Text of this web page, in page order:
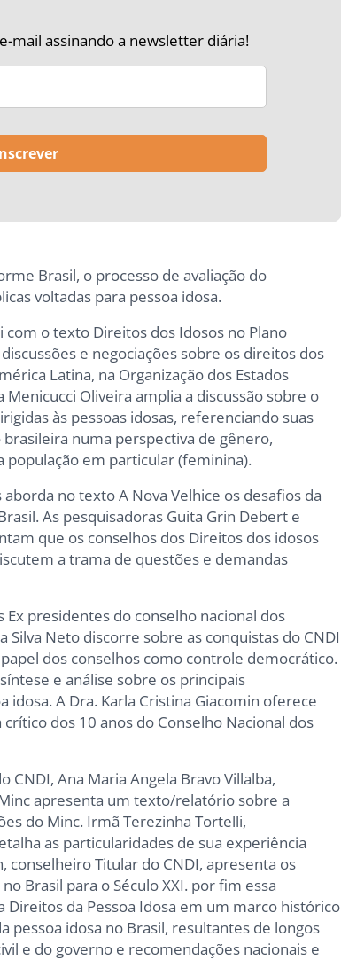
mail assinando a newsletter diária!
Brasil, o processo de avaliação do
voltadas para pessoa idosa.
com o texto Direitos dos Idosos no Plano
e negociações sobre os direitos dos
Latina, na Organização dos Estados
Oliveira amplia a discussão sobre o
às pessoas idosas, referenciando suas
numa perspectiva de gênero,
população em particular (feminina).
no texto A Nova Velhice os desafios da
As pesquisadoras Guita Grin Debert e
que os conselhos dos Direitos dos idosos
a trama de questões e demandas
presidentes do conselho nacional dos
Neto discorre sobre as conquistas do CNDI
dos conselhos como controle democrático.
e análise sobre os principais
A Dra. Karla Cristina Giacomin oferece
dos 10 anos do Conselho Nacional dos
Ana Maria Angela Bravo Villalba,
apresenta um texto/relatório sobre a
do Minc. Irmã Terezinha Tortelli,
as particularidades de sua experiência
conselheiro Titular do CNDI, apresenta os
Brasil para o Século XXI. por fim essa
da Pessoa Idosa em um marco histórico
pessoa idosa no Brasil, resultantes de longos
e do governo e recomendações nacionais e